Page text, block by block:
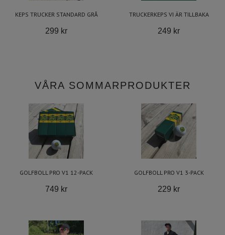
KEPS TRUCKER STANDARD GRÅ
299 kr
TRUCKERKEPS VI ÄR TILLBAKA
249 kr
VÅRA SOMMARPRODUKTER
GOLFBOLL PRO V1 12-PACK
749 kr
GOLFBOLL PRO V1 3-PACK
229 kr